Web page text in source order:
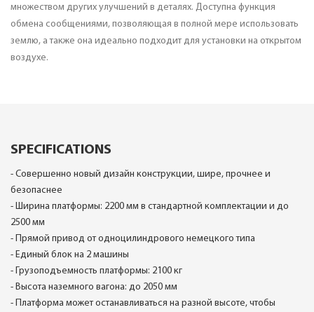
множеством других улучшений в деталях. Доступна функция
обмена сообщениями, позволяющая в полной мере использовать
землю, а также она идеально подходит для установки на открытом
воздухе.
SPECIFICATIONS
- Совершенно новый дизайн конструкции, шире, прочнее и
безопаснее
- Ширина платформы: 2200 мм в стандартной комплектации и до
2500 мм
- Прямой привод от одноцилиндрового немецкого типа
- Единый блок на 2 машины
- Грузоподъемность платформы: 2100 кг
- Высота наземного вагона: до 2050 мм
- Платформа может останавливаться на разной высоте, чтобы